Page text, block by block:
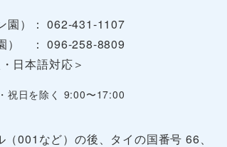
園）： 062-431-1107
） ： 096-258-8809
日本語対応＞
祝日を除く 9:00〜17:00
001など）の後、タイの国番号 66、